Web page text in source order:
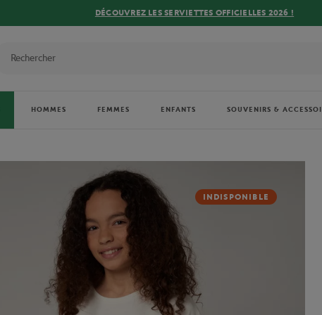
DÉCOUVREZ LES SERVIETTES OFFICIELLES 2026 !
HOMMES FEMMES ENFANTS SOUVENIRS &
INDISPONIBLE